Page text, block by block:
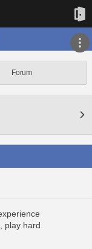
Forum
play hard.